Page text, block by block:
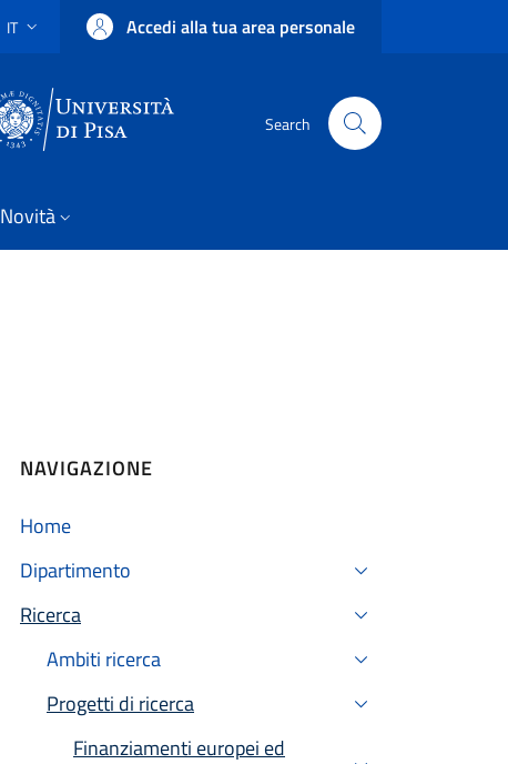
SELETTORE LINGUA: CURRENT LANGUAGE
IT
Accedi alla tua area personale
Search
Novità
NAVIGAZIONE
Home
Dipartimento
Ricerca
Attivo
Ambiti ricerca
Progetti di ricerca
Attivo
Finanziamenti europei ed